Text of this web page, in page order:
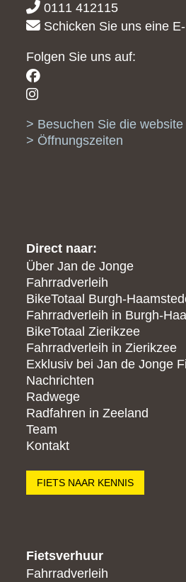
0111 412115
Schicken Sie uns eine E-
Folgen Sie uns auf:
Besuchen Sie die website
Öffnungszeiten
Direct naar:
Über Jan de Jonge
Fahrradverleih
BikeTotaal Burgh-
Fahrradverleih in Burgh-
BikeTotaal Zierikzee
Fahrradverleih in Zierikzee
Exklusiv bei Jan de Jonge
Nachrichten
Radwege
Radfahren in Zeeland
Team
Kontakt
FIETS NAAR KENNIS
Fietsverhuur
Fahrradverleih